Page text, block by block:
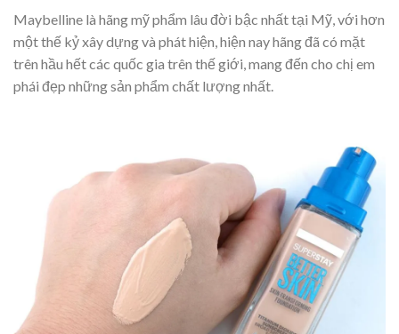
Maybelline là hãng mỹ phẩm lâu đời bậc nhất tại Mỹ, với hơn
một thế kỷ xây dựng và phát hiện, hiện nay hãng đã có mặt
trên hầu hết các quốc gia trên thế giới, mang đến cho chị em
phái đẹp những sản phẩm chất lượng nhất.